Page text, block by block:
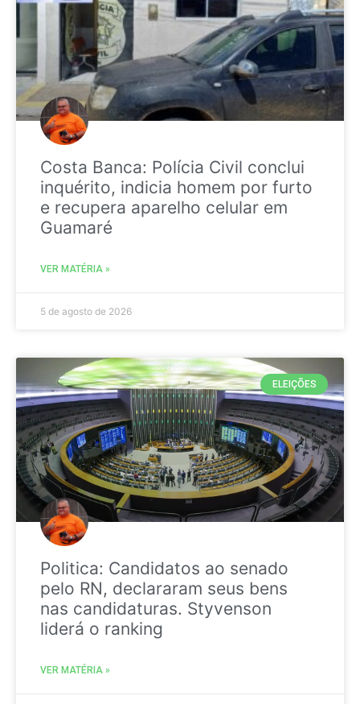
Costa Banca: Polícia Civil conclui
inquérito, indicia homem por furto
e recupera aparelho celular em
Guamaré
VER MATÉRIA »
5 de agosto de 2026
ELEIÇÕES
Politica: Candidatos ao senado
pelo RN, declararam seus bens
nas candidaturas. Styvenson
liderá o ranking
VER MATÉRIA »